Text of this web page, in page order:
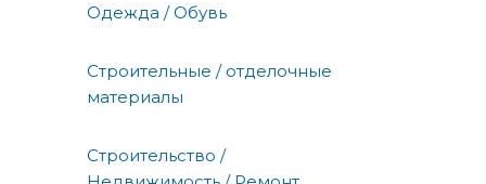
Одежда / Обувь
Строительные / отделочные
материалы
Строительство /